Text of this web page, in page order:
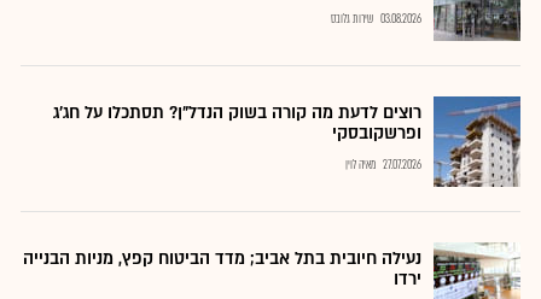
03.08.2026 שירות גלובס
רוצים לדעת מה קורה בשוק הנדל"ן? תסתכלו על חג׳ג
ופרשקובסקי
27.07.2026 מאיה לוין
נעילה חיובית בתל אביב; מדד הביטוח קפץ, מניות הבנייה
ירדו